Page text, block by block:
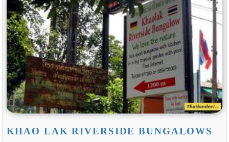
KHAO LAK RIVERSIDE BUNGALOWS